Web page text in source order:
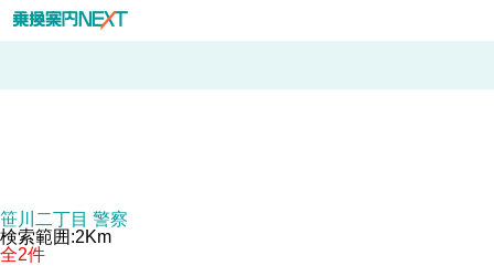
笹川二丁目 警察
検索範囲:2Km
全2件